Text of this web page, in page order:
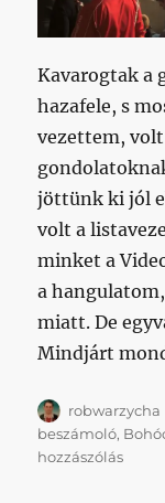
Kavarogtak a
hazafele, s
vezettem,
jöttünk ki jól
volt a
minket a
a
miatt. De
Mindjárt
Szerző
robwarzycha
beszámoló,
hozzászólásCsak